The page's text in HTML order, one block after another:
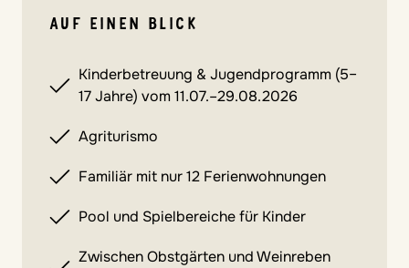
AUF EINEN BLICK
Kinderbetreuung & Jugendprogramm (5–
17 Jahre) vom 11.07.–29.08.2026
Agriturismo
Familiär mit nur 12 Ferienwohnungen
Pool und Spielbereiche für Kinder
Zwischen Obstgärten und Weinreben